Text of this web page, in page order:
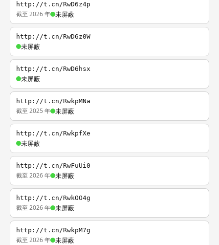
http://t.cn/RwD6z4p
截至 2026 年 未屏蔽
http://t.cn/RwD6z0W
未屏蔽
http://t.cn/RwD6hsx
未屏蔽
http://t.cn/RwkpMNa
截至 2025 年 未屏蔽
http://t.cn/RwkpfXe
未屏蔽
http://t.cn/RwFuUi0
截至 2026 年 未屏蔽
http://t.cn/RwkOO4g
截至 2026 年 未屏蔽
http://t.cn/RwkpM7g
截至 2026 年 未屏蔽